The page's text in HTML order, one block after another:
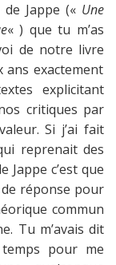
Jappe (« Une
« ) que tu m’as
de notre livre
exactement
explicitant
critiques par
Si j’ai fait
reprenait des
c’est que
réponse pour
commun
Tu m’avais dit
pour me